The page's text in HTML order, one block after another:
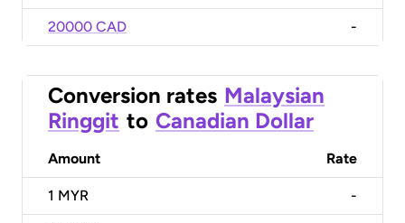
20000 CAD -
Conversion rates Malaysian
Ringgit to Canadian Dollar
Amount Rate
1 MYR -